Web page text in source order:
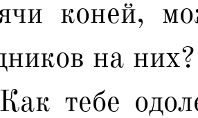
коней,
на них?
тебе